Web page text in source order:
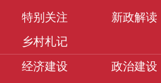
特别关注
新政解读
乡村札记
经济建设
政治建设